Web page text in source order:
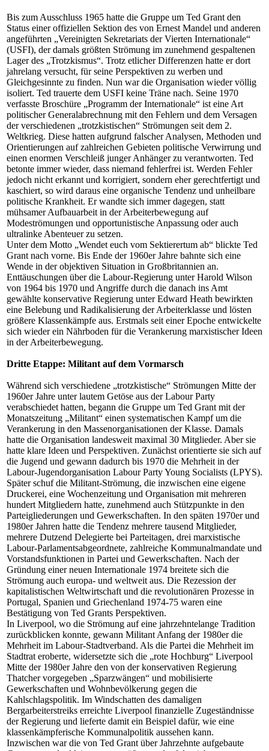
Bis zum Ausschluss 1965 hatte die Gruppe um Ted Grant den
Status einer offiziellen Sektion des von Ernest Mandel und anderen
angeführten „Vereinigten Sekretariats der Vierten Internationale“
(USFI), der damals größten Strömung im zunehmend gespaltenen
Lager des „Trotzkismus“. Trotz etlicher Differenzen hatte er dort
jahrelang versucht, für seine Perspektiven zu werben und
Gleichgesinnte zu finden. Nun war die Organisation wieder völlig
isoliert. Ted trauerte dem USFI keine Träne nach. Seine 1970
verfasste Broschüre „Programm der Internationale“ ist eine Art
politischer Generalabrechnung mit den Fehlern und dem Versagen
der verschiedenen „trotzkistischen“ Strömungen seit dem 2.
Weltkrieg. Diese hatten aufgrund falscher Analysen, Methoden und
Orientierungen auf zahlreichen Gebieten politische Verwirrung und
einen enormen Verschleiß junger Anhänger zu verantworten. Ted
betonte immer wieder, dass niemand fehlerfrei ist. Werden Fehler
jedoch nicht erkannt und korrigiert, sondern eher gerechtfertigt und
kaschiert, so wird daraus eine organische Tendenz und unheilbare
politische Krankheit. Er wandte sich immer dagegen, statt
mühsamer Aufbauarbeit in der Arbeiterbewegung auf
Modeströmungen und opportunistische Anpassung oder auch
ultralinke Abenteuer zu setzen.
Unter dem Motto „Wendet euch vom Sektierertum ab“ blickte Ted
Grant nach vorne. Bis Ende der 1960er Jahre bahnte sich eine
Wende in der objektiven Situation in Großbritannien an.
Enttäuschungen über die Labour-Regierung unter Harold Wilson
von 1964 bis 1970 und Angriffe durch die danach ins Amt
gewählte konservative Regierung unter Edward Heath bewirkten
eine Belebung und Radikalisierung der Arbeiterklasse und lösten
größere Klassenkämpfe aus. Erstmals seit einer Epoche entwickelte
sich wieder ein Nährboden für die Verankerung marxistischer Ideen
in der Arbeiterbewegung.
Dritte Etappe: Militant auf dem Vormarsch
Während sich verschiedene „trotzkistische“ Strömungen Mitte der
1960er Jahre unter lautem Getöse aus der Labour Party
verabschiedet hatten, begann die Gruppe um Ted Grant mit der
Monatszeitung „Militant“ einen systematischen Kampf um die
Verankerung in den Massenorganisationen der Klasse. Damals
hatte die Organisation landesweit maximal 30 Mitglieder. Aber sie
hatte klare Ideen und Perspektiven. Zunächst orientierte sie sich auf
die Jugend und gewann dadurch bis 1970 die Mehrheit in der
Labour-Jugendorganisation Labour Party Young Socialists (LPYS).
Später schuf die Militant-Strömung, die inzwischen eine eigene
Druckerei, eine Wochenzeitung und Organisation mit mehreren
hundert Mitgliedern hatte, zunehmend auch Stützpunkte in den
Parteigliederungen und Gewerkschaften. In den späten 1970er und
1980er Jahren hatte die Tendenz mehrere tausend Mitglieder,
mehrere Dutzend Delegierte bei Parteitagen, drei marxistische
Labour-Parlamentsabgeordnete, zahlreiche Kommunalmandate und
Vorstandsfunktionen in Partei und Gewerkschaften. Nach der
Gründung einer neuen Internationale 1974 breitete sich die
Strömung auch europa- und weltweit aus. Die Rezession der
kapitalistischen Weltwirtschaft und die revolutionären Prozesse in
Portugal, Spanien und Griechenland 1974-75 waren eine
Bestätigung von Ted Grants Perspektiven.
In Liverpool, wo die Strömung auf eine jahrzehntelange Tradition
zurückblicken konnte, gewann Militant Anfang der 1980er die
Mehrheit im Labour-Stadtverband. Als die Partei die Mehrheit im
Stadtrat eroberte, widersetzte sich die „rote Hochburg“ Liverpool
Mitte der 1980er Jahre den von der konservativen Regierung
Thatcher vorgegeben „Sparzwängen“ und mobilisierte
Gewerkschaften und Wohnbevölkerung gegen die
Kahlschlagspolitik. Im Windschatten des damaligen
Bergarbeiterstreiks erreichte Liverpool finanzielle Zugeständnisse
der Regierung und lieferte damit ein Beispiel dafür, wie eine
klassenkämpferische Kommunalpolitik aussehen kann.
Inzwischen war die von Ted Grant über Jahrzehnte aufgebaute